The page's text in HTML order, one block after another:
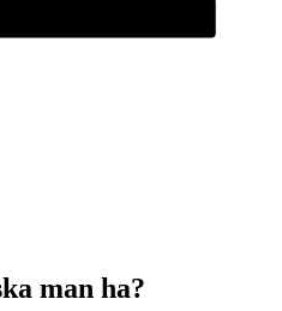
man ha?